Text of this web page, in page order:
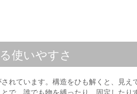
使いやすさ
れています。構造をひも解くと、見え
で、誰でも物を縛ったり、固定したり